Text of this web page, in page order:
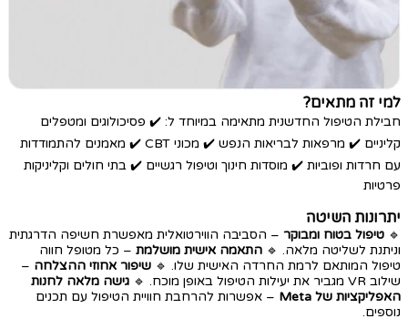
למי זה מתאים?
חבילת הטיפול החדשנית מתאימה במיוחד ל: ✔️ פסיכולוגים ומטפלים
קליניים ✔️ מרפאות לבריאות הנפש ✔️ מכוני CBT ✔️ מאמנים להתמודדות
עם חרדות ופוביות ✔️ מוסדות חינוך וטיפול רגשיים ✔️ בתי חולים וקליניקות
פרטיות
יתרונות השיטה
🔹 טיפול בטוח ומבוקר – הסביבה הווירטואלית מאפשרת חשיפה הדרגתית
וניתנת לשליטה מלאה. 🔹 התאמה אישית מושלמת – כל מטופל חווה
טיפול המותאם לרמת החרדה האישית שלו. 🔹 שיפור אחוזי ההצלחה –
שילוב VR מגביר את יעילות הטיפול באופן מוכח. 🔹
גישה מלאה לחנות
האפליקציות של Meta
– אפשרות להרחבת חוויית הטיפול עם תכנים
נוספים.